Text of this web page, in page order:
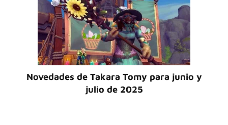
Novedades de Takara Tomy para junio y
julio de 2025